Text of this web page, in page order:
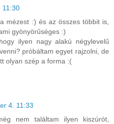
11:30
mézest :) és az összes többit is,
gyönyörűséges :)
ilyen nagy alakú négylevelű
próbáltam egyet rajzolni, de
olyan szép a forma :(
4. 11:33
nem találtam ilyen kiszúrót,